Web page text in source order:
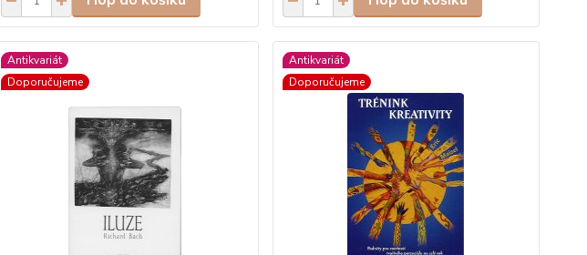
Antikvariát
Doporučujeme
Antikvariát
Doporučujeme